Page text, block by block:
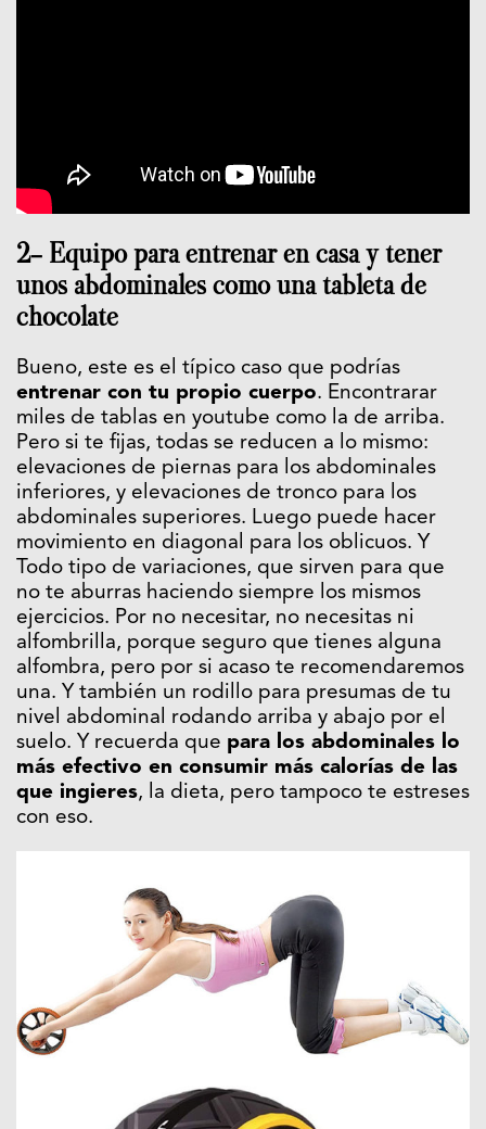
2- Equipo para entrenar en casa y tener
unos abdominales como una tableta de
chocolate
Bueno, este es el típico caso que podrías
entrenar con tu propio cuerpo. Encontrarar
miles de tablas en youtube como la de arriba.
Pero si te fijas, todas se reducen a lo mismo:
elevaciones de piernas para los abdominales
inferiores, y elevaciones de tronco para los
abdominales superiores. Luego puede hacer
movimiento en diagonal para los oblicuos. Y
Todo tipo de variaciones, que sirven para que
no te aburras haciendo siempre los mismos
ejercicios. Por no necesitar, no necesitas ni
alfombrilla, porque seguro que tienes alguna
alfombra, pero por si acaso te recomendaremos
una. Y también un rodillo para presumas de tu
nivel abdominal rodando arriba y abajo por el
suelo. Y recuerda que para los abdominales lo
más efectivo en consumir más calorías de las
que ingieres, la dieta, pero tampoco te estreses
con eso.